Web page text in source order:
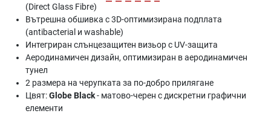
(Direct Glass Fibre)
Вътрешна обшивка с 3D-оптимизирана подплата
(antibacterial и washable)
Интегриран слънцезащитен визьор с UV-защита
Аеродинамичен дизайн, оптимизиран в аеродинамичен
тунел
2 размера на черупката за по-добро прилягане
Цвят:Globe Black- матово-черен с дискретни графични
елементи